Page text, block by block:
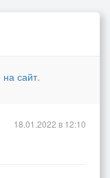
на сайт.
18.01.2022 в 12:10